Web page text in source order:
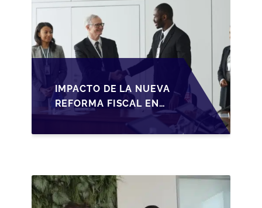
IMPACTO DE LA NUEVA
REFORMA FISCAL EN
LA TRANSMISIÓN DE
PYMES EN ESPAÑA